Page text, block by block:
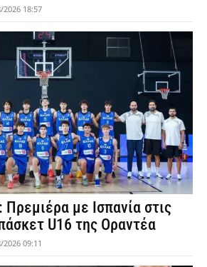
2026 18:57
με Ισπανία στις
U16 της Οραντέα
2026 09:11